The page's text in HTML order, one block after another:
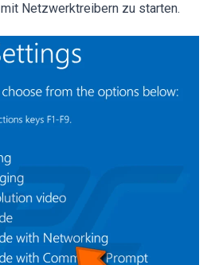
Netzwerktreibern zu starten.